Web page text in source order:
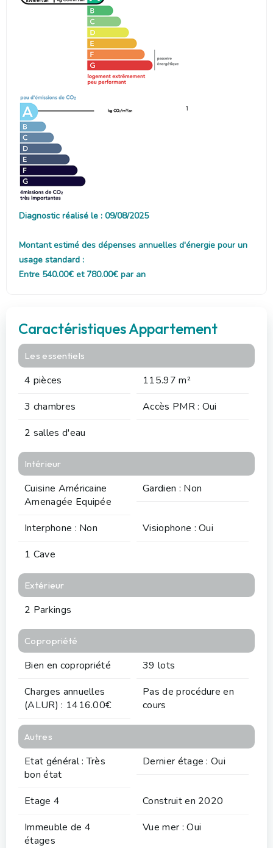
1
Diagnostic réalisé le : 09/08/2025
Montant estimé des dépenses annuelles d'énergie pour un
usage standard :
Entre 540.00€ et 780.00€ par an
Caractéristiques Appartement
Les essentiels
4 pièces
115.97 m²
3 chambres
Accès PMR : Oui
2 salles d'eau
Intérieur
Cuisine Américaine
Amenagée Equipée
Gardien : Non
Interphone : Non
Visiophone : Oui
1 Cave
Extérieur
2 Parkings
Copropriété
Bien en copropriété
39 lots
Charges annuelles
(ALUR) : 1416.00€
Pas de procédure en
cours
Autres
Etat général : Très
bon état
Dernier étage : Oui
Etage 4
Construit en 2020
Immeuble de 4
étages
Vue mer : Oui